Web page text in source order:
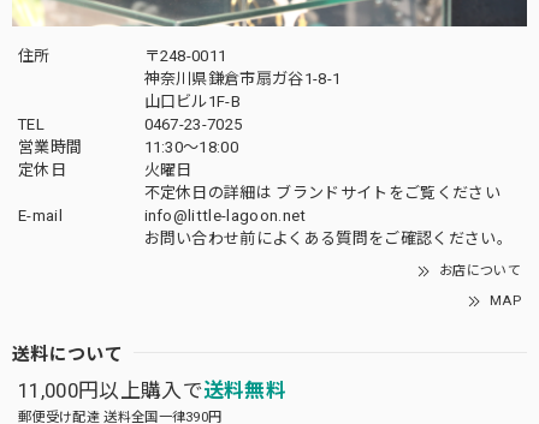
住所
〒248-0011
神奈川県鎌倉市扇ガ谷1-8-1
山口ビル1F-B
TEL
0467-23-7025
営業時間
11:30～18:00
定休日
火曜日
不定休日の詳細は ブランドサイト をご覧ください
E-mail
info@little-lagoon.net
お問い合わせ前によくある質問をご確認ください。
お店について
MAP
送料について
11,000円以上購入で送料無料
郵便受け配達 送料全国一律390円